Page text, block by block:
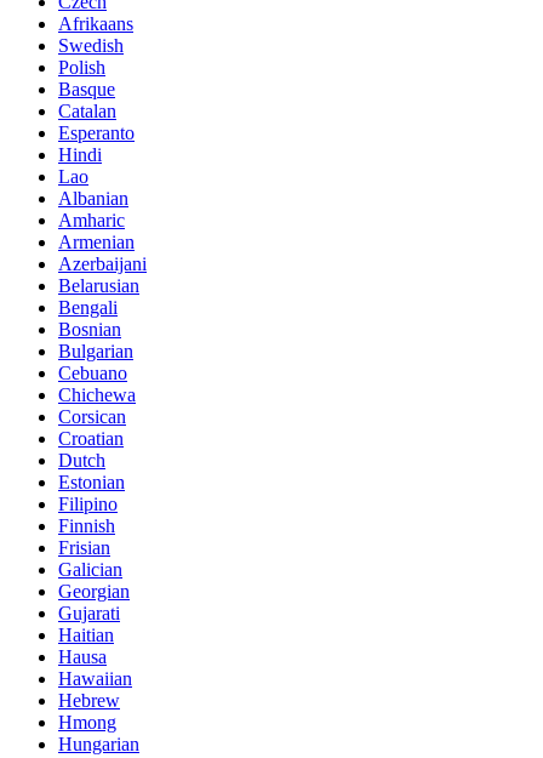
Afrikaans
Swedish
Polish
Basque
Catalan
Esperanto
Hindi
Lao
Albanian
Amharic
Armenian
Azerbaijani
Belarusian
Bengali
Bosnian
Bulgarian
Cebuano
Chichewa
Corsican
Croatian
Dutch
Estonian
Filipino
Finnish
Frisian
Galician
Georgian
Gujarati
Haitian
Hausa
Hawaiian
Hebrew
Hmong
Hungarian